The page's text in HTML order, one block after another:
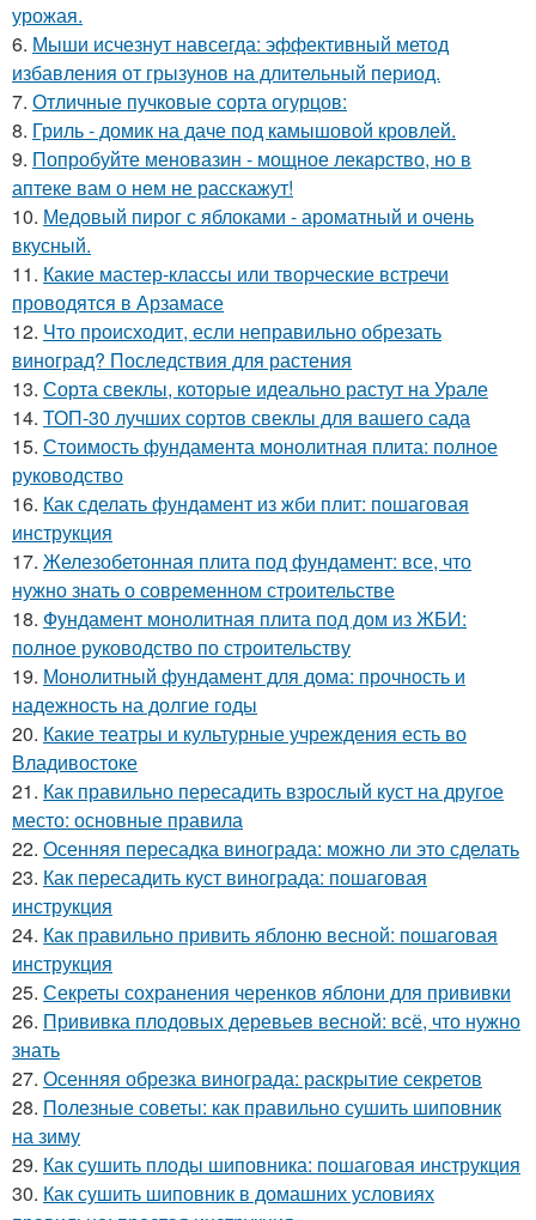
урожая.
6. Мыши исчезнут навсегда: эффективный метод
избавления от грызунов на длительный период.
7. Отличные пучковые сорта огурцов:
8. Гриль - домик на даче под камышовой кровлей.
9. Попробуйте меновазин - мощное лекарство, но в
аптеке вам о нем не расскажут!
10. Медовый пирог с яблоками - ароматный и очень
вкусный.
11. Какие мастер-классы или творческие встречи
проводятся в Арзамасе
12. Что происходит, если неправильно обрезать
виноград? Последствия для растения
13. Сорта свеклы, которые идеально растут на Урале
14. ТОП-30 лучших сортов свеклы для вашего сада
15. Стоимость фундамента монолитная плита: полное
руководство
16. Как сделать фундамент из жби плит: пошаговая
инструкция
17. Железобетонная плита под фундамент: все, что
нужно знать о современном строительстве
18. Фундамент монолитная плита под дом из ЖБИ:
полное руководство по строительству
19. Монолитный фундамент для дома: прочность и
надежность на долгие годы
20. Какие театры и культурные учреждения есть во
Владивостоке
21. Как правильно пересадить взрослый куст на другое
место: основные правила
22. Осенняя пересадка винограда: можно ли это сделать
23. Как пересадить куст винограда: пошаговая
инструкция
24. Как правильно привить яблоню весной: пошаговая
инструкция
25. Секреты сохранения черенков яблони для прививки
26. Прививка плодовых деревьев весной: всё, что нужно
знать
27. Осенняя обрезка винограда: раскрытие секретов
28. Полезные советы: как правильно сушить шиповник
на зиму
29. Как сушить плоды шиповника: пошаговая инструкция
30. Как сушить шиповник в домашних условиях